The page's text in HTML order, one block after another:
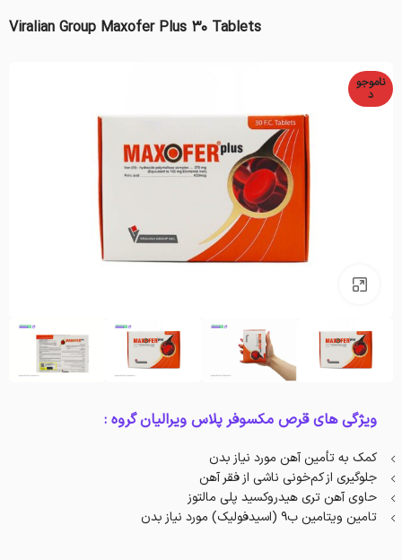
Viralian Group Maxofer Plus 30 Tablets
ناموجو
د
ویژگی های قرص مکسوفر پلاس ویرالیان گروه :
کمک به تأمین آهن مورد نیاز بدن
جلوگیری از کم‌خونی ناشی از فقر آهن
حاوی آهن تری هیدروکسید پلی مالتوز
تامین ویتامین ب۹ (اسیدفولیک) مورد نیاز بدن